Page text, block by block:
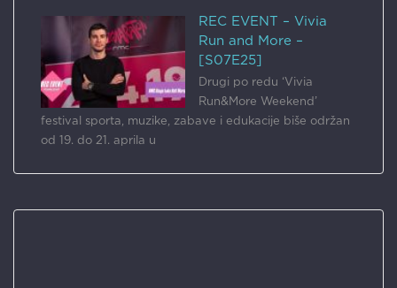
REC EVENT – Vivia
Run and More –
[S07E25]
Drugi po redu ‘Vivia
Run&More Weekend’
festival sporta, muzike, zabave i edukacije biše održan
od 19. do 21. aprila u